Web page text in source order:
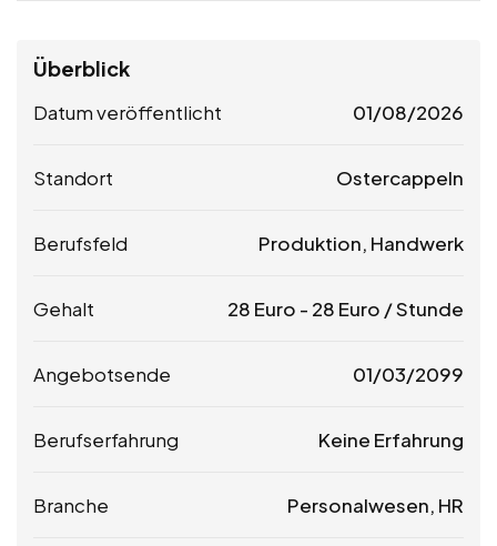
Überblick
Datum veröffentlicht 01/08/2026
Standort Ostercappeln
Berufsfeld Produktion, Handwerk
Gehalt 28 Euro - 28 Euro / Stunde
Angebotsende 01/03/2099
Berufserfahrung Keine Erfahrung
Branche Personalwesen, HR